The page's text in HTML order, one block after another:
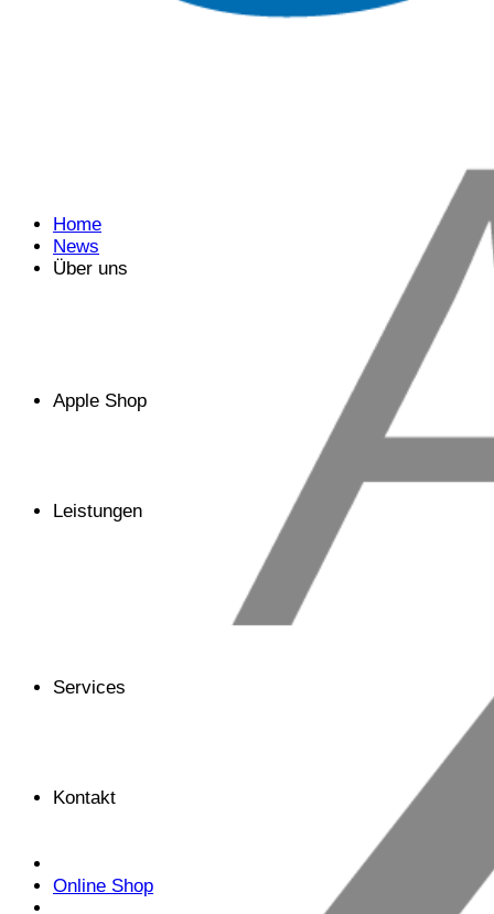
Home
News
Über uns
Apple Shop
Leistungen
Services
Kontakt
Online Shop